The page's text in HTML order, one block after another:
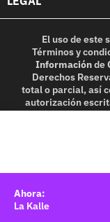
El uso de este
Términos y
Informaciónde
Derechos
total o parcial, así
autorización
in part, or
La Kalle